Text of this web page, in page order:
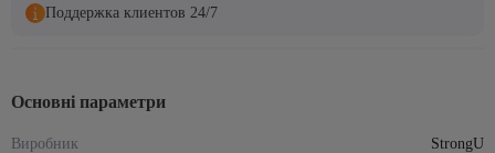
Поддержка клиентов 24/7
Основні параметри
Виробник
StrongU